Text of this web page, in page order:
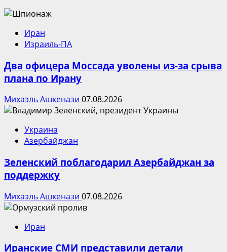
Иран
Израиль-ПА
Два офицера Моссада уволены из-за срыва
плана по Ирану
Михаэль Ашкенази 07.08.2026
Украина
Азербайджан
Зеленский поблагодарил Азербайджан за
поддержку
Михаэль Ашкенази 07.08.2026
Иран
Иранские СМИ представили детали